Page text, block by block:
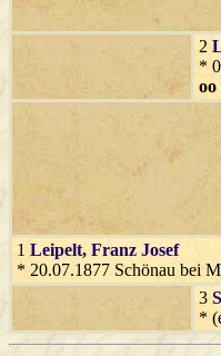
2
*
oo
1 Leipelt, Franz Josef
* 20.07.1877 Schönau bei
3
*